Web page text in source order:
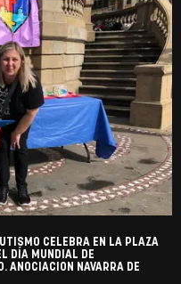
CELEBRA EN LA PLAZA
DÍA MUNDIAL DE
ANOCIACION NAVARRA DE